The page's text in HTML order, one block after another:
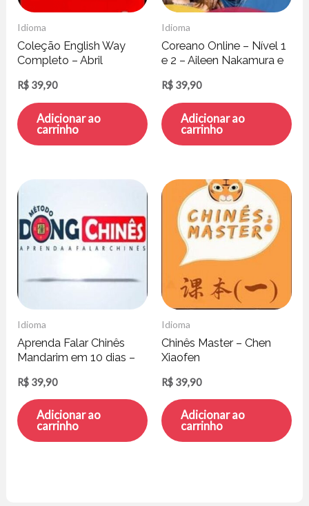
Idioma
Coleção English Way
Completo – Abril
R$ 39,90
Adicionar ao
carrinho
Idioma
Coreano Online – Nível 1
e 2 – Aileen Nakamura e
R$ 39,90
Adicionar ao
carrinho
Idioma
Aprenda Falar Chinês
Mandarim em 10 dias –
R$ 39,90
Adicionar ao
carrinho
Idioma
Chinês Master – Chen
Xiaofen
R$ 39,90
Adicionar ao
carrinho